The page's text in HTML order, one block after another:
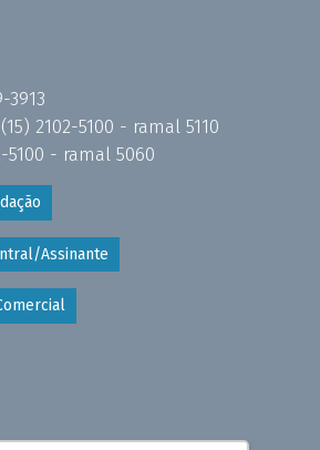
3913
(15) 2102-5100 - ramal 5110
5100 - ramal 5060
Assinante